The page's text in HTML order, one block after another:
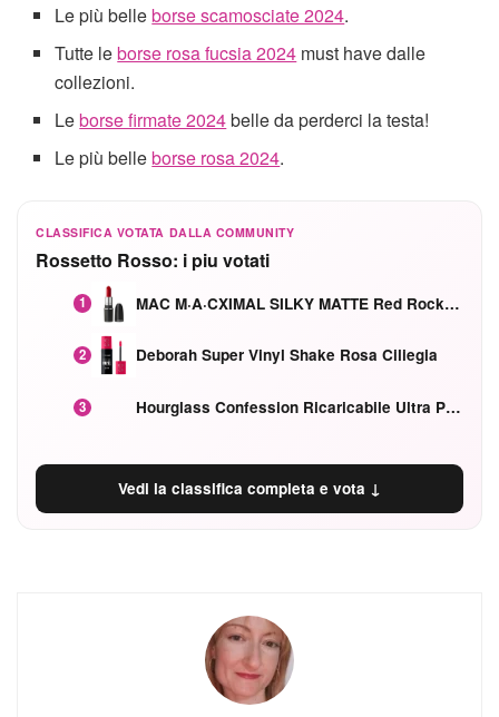
Le più belleborse scamosciate 2024.
Tutte leborse rosa fucsia 2024 must have dalle
collezioni.
Leborse firmate 2024belle da perderci la testa!
Le più belleborse rosa 2024.
CLASSIFICA VOTATA DALLA COMMUNITY
Rossetto Rosso: i piu votati
1 MAC M·A·CXIMAL SILKY MATTE Red Rock mat
2 Deborah Super Vinyl Shake Rosa Ciliegia
3 Hourglass Confession Ricaricabile Ultra Preciso Ad Alta Intensità Secretly Classic Red
Vedi la classifica completa e vota ↓